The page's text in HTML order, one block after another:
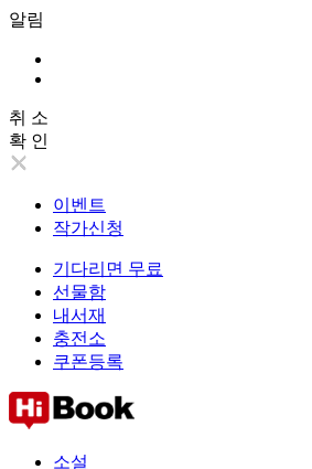
알림
취 소
확 인
이벤트
작가신청
기다리면 무료
선물함
내서재
충전소
쿠폰등록
소설